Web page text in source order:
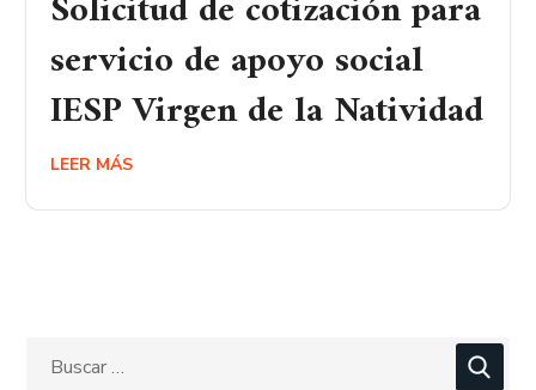
servicio de apoyo social
IESP Virgen de la Natividad
LEER MÁS